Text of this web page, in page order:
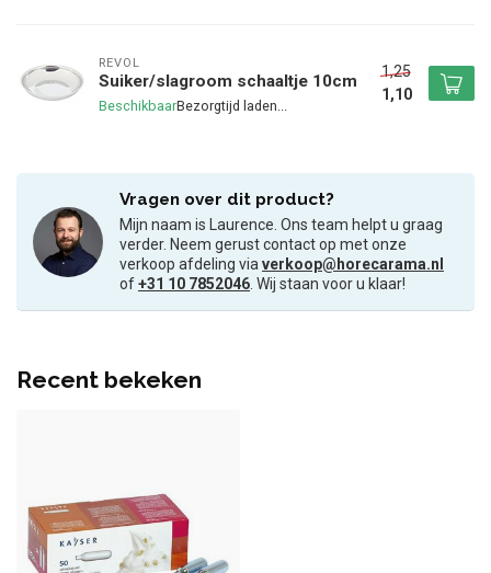
REVOL
Suiker/slagroom schaaltje 10cm
Beschikbaar
1,25
1,10
Vragen over dit product?
Mijn naam is Laurence. Ons team helpt u graag
verder. Neem gerust contact op met onze
verkoop afdeling viaverkoop@horecarama.nl
of+31 10 7852046. Wij staan voor u klaar!
Recent bekeken